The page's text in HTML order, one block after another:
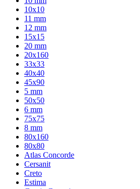
10x10
11 mm
12 mm
15x15
20 mm
20х160
33x33
40х40
45x90
5 mm
50x50
6 mm
75х75
8 mm
80x160
80x80
Atlas Concorde
Cersanit
Creto
Estima